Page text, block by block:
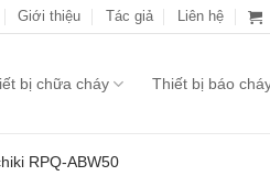
Giới thiệu Tác giả Liên hệ
bị chữa cháy Thiết bị báo
RPQ-ABW50